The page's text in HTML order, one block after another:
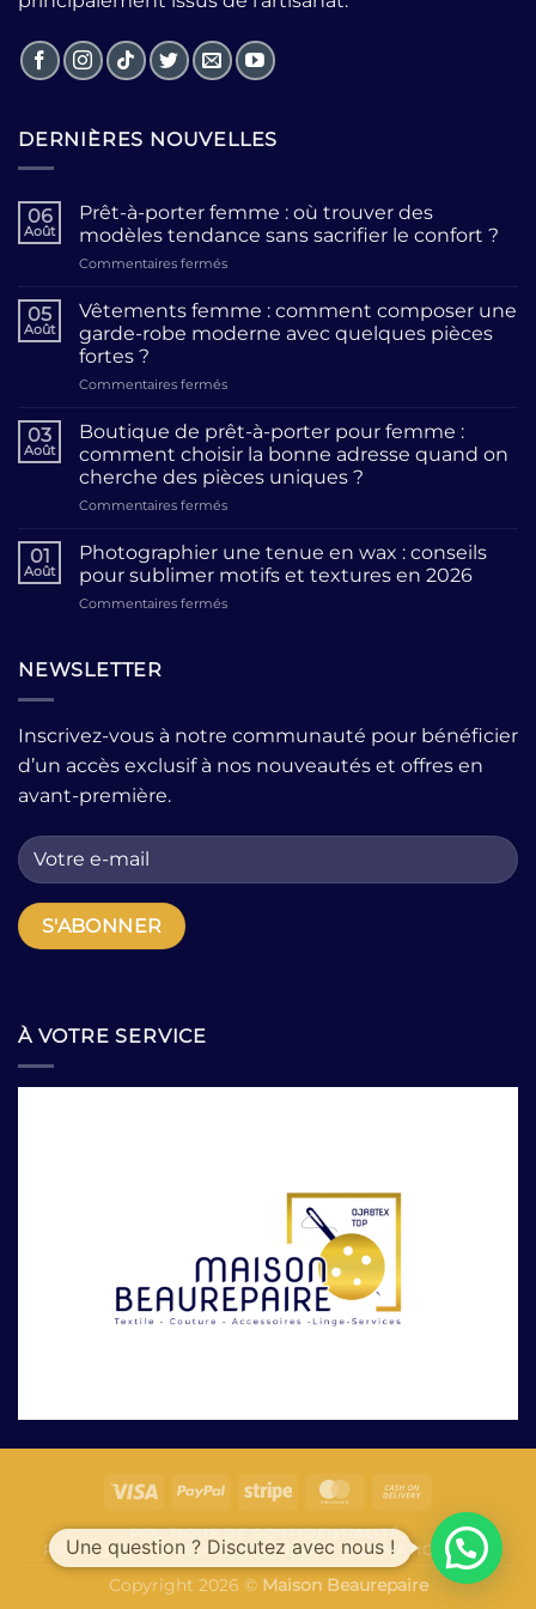
DERNIÈRES NOUVELLES
06
Août
Prêt-à-porter femme : où trouver des
modèles tendance sans sacrifier le confort ?
Commentaires ferméssur
à-
porter
femme
où
des
modèles
tendance
sans
sacrifier
confort
?
05
Août
Vêtements femme : comment composer une
garde-robe moderne avec quelques pièces
fortes ?
Commentaires ferméssur
femme
comment
composer
une
robe
moderne
avec
quelques
03
Août
Boutique de prêt-à-porter pour femme :
comment choisir la bonne adresse quand on
cherche des pièces uniques ?
Commentaires ferméssur
de
prêt-
à-
porter
la
adresse
01
Août
Photographier une tenue en wax : conseils
pour sublimer motifs et textures en 2026
Commentaires ferméssur
conseils
pour
2026
NEWSLETTER
Inscrivez-vous à notre communauté pour bénéficier
d’un accès exclusif à nos nouveautés et offres en
avant-première.
À VOTRE SERVICE
POLITIQUE DE CONFIDENTIALITÉ
POLITIQUES DE REMBOURSEMENTS
FORMATION FAQ
Copyright 2026 © Maison Beaurepaire
Une question ? Discutez avec nous !